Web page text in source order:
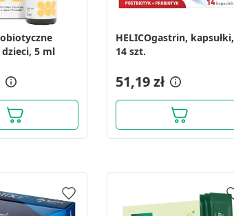
5 ml
HELICOgastrin, kapsułki,
14 szt.
51,19 zł
z różnych źródeł
informacji